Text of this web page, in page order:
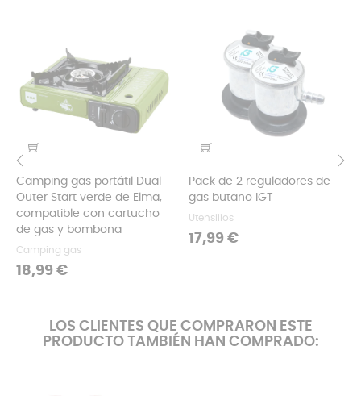
Camping gas portátil Dual
Outer Start verde de Elma,
compatible con cartucho
de gas y bombona
Camping gas
Precio
18,99 €
Pack de 2 reguladores de
gas butano IGT
Utensilios
Precio
17,99 €
‹
LOS CLIENTES QUE COMPRARON ESTE
PRODUCTO TAMBIÉN HAN COMPRADO: